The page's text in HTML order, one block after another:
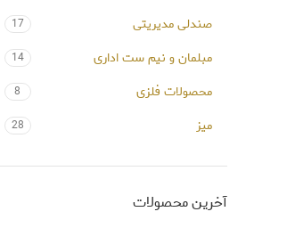
صندلی مدیریتی 17
مبلمان و نیم ست اداری 14
محصولات فلزی 8
میز 28
آخرین محصولات